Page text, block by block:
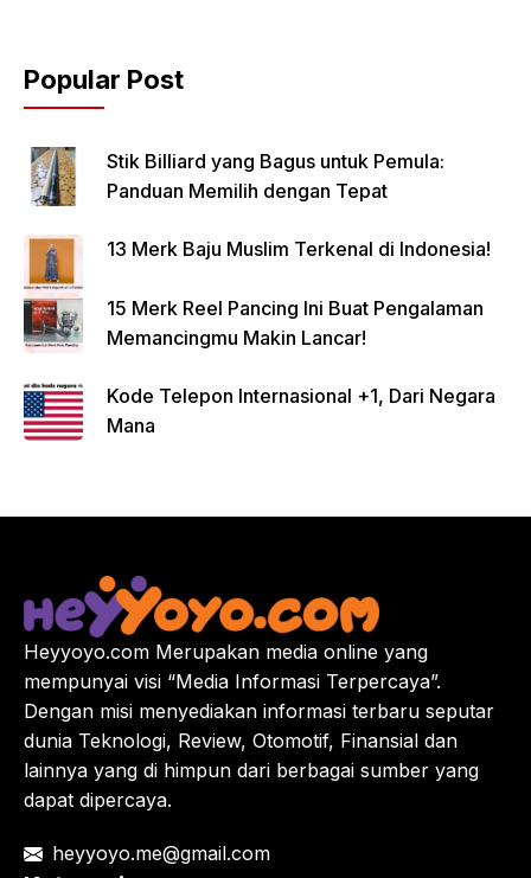
Popular Post
Stik Billiard yang Bagus untuk Pemula:
Panduan Memilih dengan Tepat
13 Merk Baju Muslim Terkenal di Indonesia!
15 Merk Reel Pancing Ini Buat Pengalaman
Memancingmu Makin Lancar!
Kode Telepon Internasional +1, Dari Negara
Mana
Heyyoyo.com Merupakan media online yang
mempunyai visi “Media Informasi Terpercaya”.
Dengan misi menyediakan informasi terbaru seputar
dunia Teknologi, Review, Otomotif, Finansial dan
lainnya yang di himpun dari berbagai sumber yang
dapat dipercaya.
heyyoyo.me@gmail.com